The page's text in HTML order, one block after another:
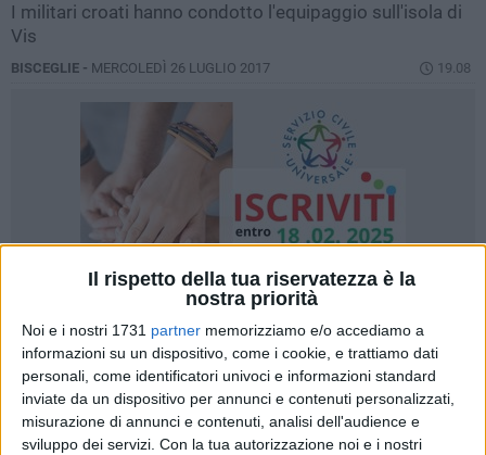
Il rispetto della tua riservatezza è la
nostra priorità
Noi e i nostri 1731 partner memorizziamo e/o accediamo a
informazioni su un dispositivo, come i cookie, e trattiamo dati
personali, come identificatori univoci e informazioni standard
inviate da un dispositivo per annunci e contenuti personalizzati,
misurazione di annunci e contenuti, analisi dell'audience e
sviluppo dei servizi. Con la tua autorizzazione noi e i nostri
I militari croati hanno condotto l'equipaggio sull'isola di
Vis
BISCEGLIE - MERCOLEDÌ 26 LUGLIO 2017 19.08
133